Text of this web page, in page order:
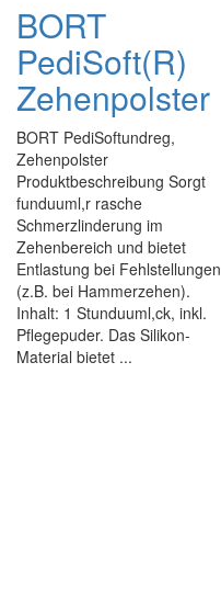
BORT
PediSoft(R)
Zehenpolster
BORT PediSoftundreg,
Zehenpolster
Produktbeschreibung Sorgt
funduuml,r rasche
Schmerzlinderung im
Zehenbereich und bietet
Entlastung bei Fehlstellungen
(z.B. bei Hammerzehen).
Inhalt: 1 Stunduuml,ck, inkl.
Pflegepuder. Das Silikon-
Material bietet ...